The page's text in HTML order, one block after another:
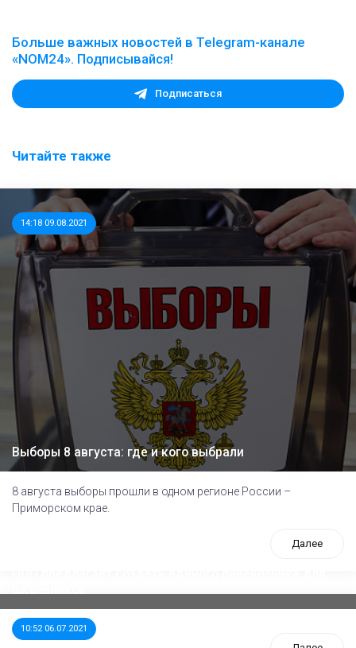
Больше важных новостей в Telegram-канале
«NOM24». Подписывайся!
Подписаться
Читайте также
14:18 09.08.2021
Выборы 8 августа: где и кого выбрали
8 августа выборы прошли в одном регионе России –
Приморском крае.
Далее
10:52 06.07.2021